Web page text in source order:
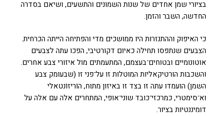
בציורי שמן אחדים של שנות השמונים והתשעים, ושיאם בסדרה
החדשה, השבר והזמן.
כי האיפוק וההתנזרות היו ממושכים מדי והפתיחה הייתה הכרחית.
הצבעים שנתפסו תחילה כאיום דקורטיבי, הפכו עתה לצבעים
אוטונומיים ובטוחים־בעצמם, המתעמתים מול איזורי צבע אחרים.
והשכבות הורטיקאליות המוטלות זו על־פני זו (שבעומק צבע
השמן) הועמדו עתה זו בצד זו באיזון מתוח, הוֹריזוֹנטאלי
וא־סימטרי, כמרכזי־כובד שוני־אופי, המתחרים אלה עם אלה על
דומיננטיות בציור.